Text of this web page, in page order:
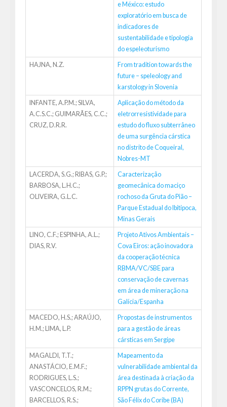
e México: estudo
exploratório em busca de
indicadores de
sustentabilidade e tipologia
do espeleoturismo
HAJNA, N.Z.
From tradition towards the
future – speleology and
karstology in Slovenia
INFANTE, A.P.M.; SILVA,
A.C.S.C.; GUIMARÃES, C.C.;
CRUZ, D.R.R.
Aplicação do método da
eletrorresistividade para
estudo do fluxo subterrâneo
de uma surgência cárstica
no distrito de Coqueiral,
Nobres-MT
LACERDA, S.G.; RIBAS, G.P.;
BARBOSA, L.H.C.;
OLIVEIRA, G.L.C.
Caracterização
geomecânica do maciço
rochoso da Gruta do Pião –
Parque Estadual do Ibitipoca,
Minas Gerais
LINO, C.F.; ESPINHA, A.L.;
DIAS, R.V.
Projeto Ativos Ambientais –
Cova Eiros: ação inovadora
da cooperação técnica
RBMA/VC/SBE para
conservação de cavernas
em área de mineração na
Galícia/Espanha
MACEDO, H.S.; ARAÚJO,
H.M.; LIMA, L.P.
Propostas de instrumentos
para a gestão de áreas
cársticas em Sergipe
MAGALDI, T.T.;
ANASTÁCIO, E.M.F.;
RODRIGUES, L.S.;
VASCONCELOS, R.M.;
BARCELLOS, R.S.;
Mapeamento da
vulnerabilidade ambiental da
área destinada à criação da
RPPN grutas do Corrente,
São Félix do Coribe (BA)